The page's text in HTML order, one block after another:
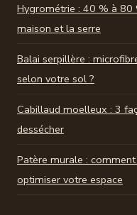
Hygrométrie : 40 % à 80
maison et la serre
Balai serpillère :
selon votre sol ?
Cabillaud moelleux : 3
dessécher
Patère murale :
optimiser votre espace